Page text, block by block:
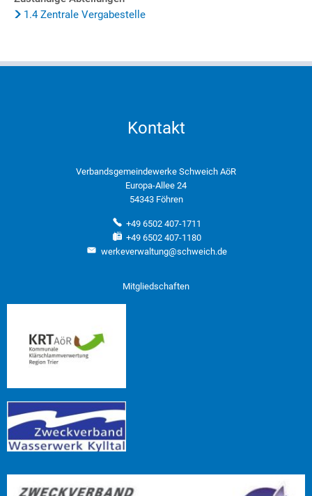
1.4 Zentrale Vergabestelle
Kontakt
Verbandsgemeindewerke Schweich AöR
Europa-Allee 24
54343 Föhren
+49 6502 407-1711
+49 6502 407-1180
werkeverwaltung@schweich.de
Mitgliedschaften